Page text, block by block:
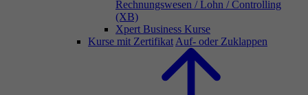
Rechnungswesen / Lohn / Controlling
(XB)
Xpert Business Kurse
Kurse mit Zertifikat Auf- oder Zuklappen